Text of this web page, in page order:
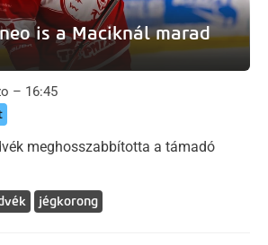
is a Maciknál marad
– 16:45
meghosszabbította a támadó
jégkorong